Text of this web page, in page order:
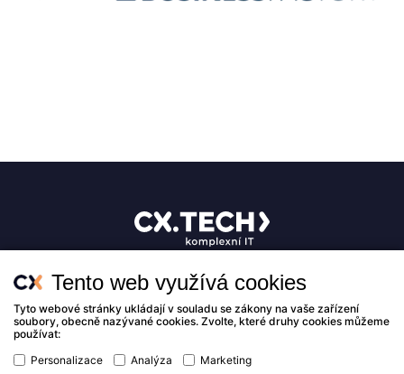
Křenová 409/52
info@cxtech.cz
© 2024 Complex technology s.r.o.
GDPR
Tento web využívá cookies
Tyto webové stránky ukládají v souladu se zákony na vaše zařízení
soubory, obecně nazývané cookies. Zvolte, které druhy cookies můžeme
používat:
Personalizace
Analýza Marketing